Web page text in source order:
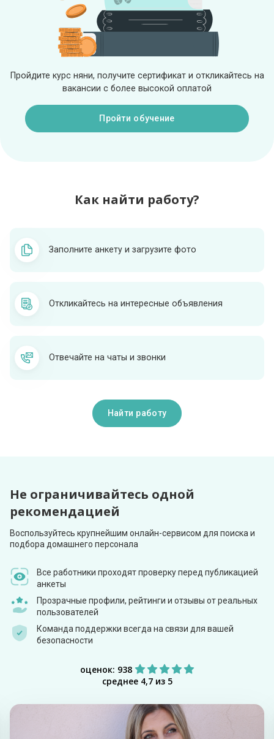
Зачем повышать рейтинг?
Пройдите курс няни, получите сертификат и откликайтесь на
вакансии с более высокой оплатой
Пройти обучение
Как найти работу?
Заполните анкету и загрузите фото
Откликайтесь на интересные объявления
Отвечайте на чаты и звонки
Найти работу
Не ограничивайтесь одной
рекомендацией
Воспользуйтесь крупнейшим онлайн-сервисом для поиска и
подбора домашнего персонала
Все работники проходят проверку перед публикацией
анкеты
Прозрачные профили, рейтинги и отзывы от реальных
пользователей
Команда поддержки всегда на связи для вашей
безопасности
оценок: 938
среднее 4,7 из 5